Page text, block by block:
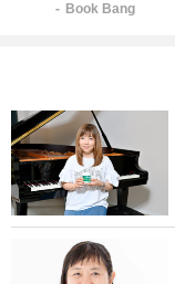
Book Bang